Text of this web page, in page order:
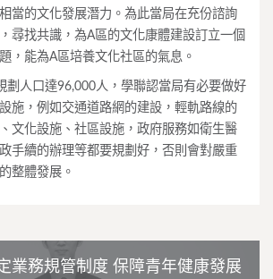
當的文化發展潛力。為此當局在充份諮詢
尋找共識，為A區的文化康體建設訂立一個
，能為A區培養文化社區的氣息。
劃人口達96,000人，學聯認當局有必要做好
施，例如交通道路網的建設，輕軌路線的
文化設施、社區設施，政府服務如衛生醫
手續的辦理等都要規劃好，否則會對嚴重
整體發展。
業務規管制度 保障青年健康發展